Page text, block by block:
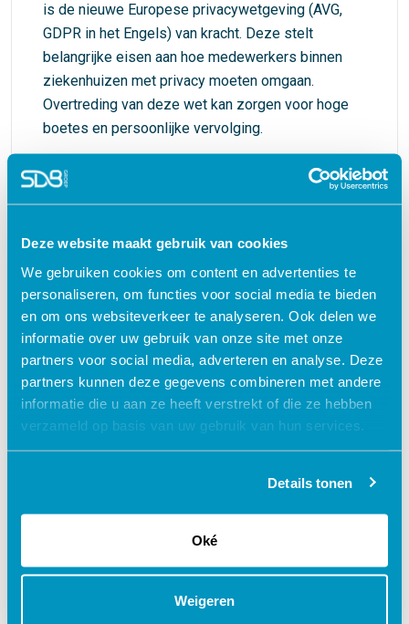
Deze website maakt gebruik van cookies
We gebruiken cookies om content en advertenties te
personaliseren, om functies voor social media te bieden
en om ons websiteverkeer te analyseren. Ook delen we
informatie over uw gebruik van onze site met onze
partners voor social media, adverteren en analyse. Deze
partners kunnen deze gegevens combineren met andere
informatie die u aan ze heeft verstrekt of die ze hebben
verzameld op basis van uw gebruik van hun services.
Details tonen
Oké
Weigeren
is de nieuwe Europese privacywetgeving (AVG,
GDPR in het Engels) van kracht. Deze stelt
belangrijke eisen aan hoe medewerkers binnen
ziekenhuizen met privacy moeten omgaan.
Overtreding van deze wet kan zorgen voor hoge
boetes en persoonlijke vervolging.
Waarom kiezen voor deze
e-learning?
Flexibel – leer op je eigen manier en tempo
Praktijkgericht – ontwikkeld samen met
zorgprofessionals
Accreditatiepunten worden automatisch